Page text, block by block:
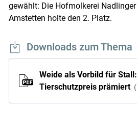
gewählt: Die Hofmolkerei
Amstetten holte den 2. Platz.
Downloads zum Thema
Weide als Vorbild für
Tierschutzpreis prämiert